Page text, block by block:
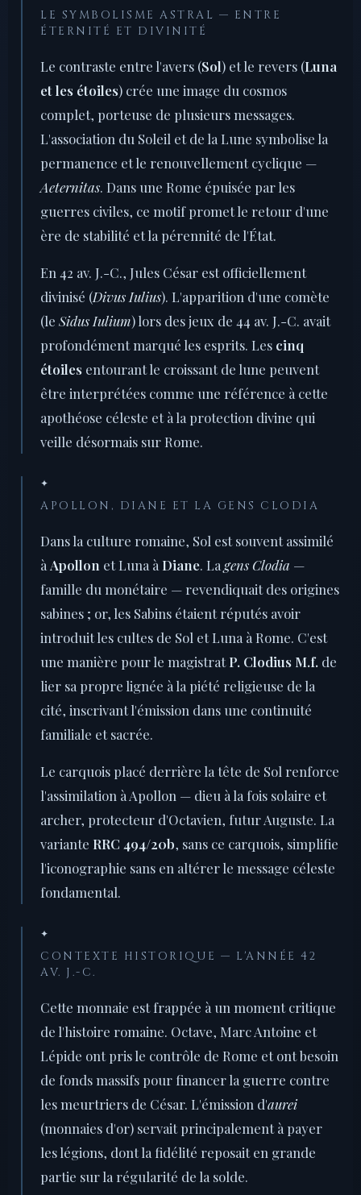
LE SYMBOLISME ASTRAL — ENTRE
ÉTERNITÉ ET DIVINITÉ
Le contraste entre l'avers (Sol) et le revers (Luna
et les étoiles) crée une image du cosmos
complet, porteuse de plusieurs messages.
L'association du Soleil et de la Lune symbolise la
permanence et le renouvellement cyclique —
Aeternitas. Dans une Rome épuisée par les
guerres civiles, ce motif promet le retour d'une
ère de stabilité et la pérennité de l'État.
En 42 av. J.-C., Jules César est officiellement
divinisé (Divus Iulius). L'apparition d'une comète
(le Sidus Iulium) lors des jeux de 44 av. J.-C. avait
profondément marqué les esprits. Les cinq
étoiles entourant le croissant de lune peuvent
être interprétées comme une référence à cette
apothéose céleste et à la protection divine qui
veille désormais sur Rome.
✦
APOLLON, DIANE ET LA GENS CLODIA
Dans la culture romaine, Sol est souvent assimilé
à Apollon et Luna à Diane. La gens Clodia —
famille du monétaire — revendiquait des origines
sabines ; or, les Sabins étaient réputés avoir
introduit les cultes de Sol et Luna à Rome. C'est
une manière pour le magistratP. Clodius M.f. de
lier sa propre lignée à la piété religieuse de la
cité, inscrivant l'émission dans une continuité
familiale et sacrée.
Le carquois placé derrière la tête de Sol renforce
l'assimilation à Apollon — dieu à la fois solaire et
archer, protecteur d'Octavien, futur Auguste. La
variante RRC 494/20b, sans ce carquois, simplifie
l'iconographie sans en altérer le message céleste
fondamental.
✦
CONTEXTE HISTORIQUE — L'ANNÉE 42
AV. J.-C.
Cette monnaie est frappée à un moment critique
de l'histoire romaine. Octave, Marc Antoine et
Lépide ont pris le contrôle de Rome et ont besoin
de fonds massifs pour financer la guerre contre
les meurtriers de César. L'émission d'aurei
(monnaies d'or) servait principalement à payer
les légions, dont la fidélité reposait en grande
partie sur la régularité de la solde.